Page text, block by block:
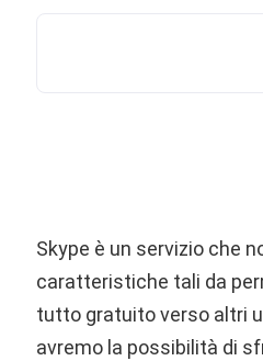
Skype è un servizio che
caratteristiche tali da
tutto gratuito verso altri
avremo la possibilità di